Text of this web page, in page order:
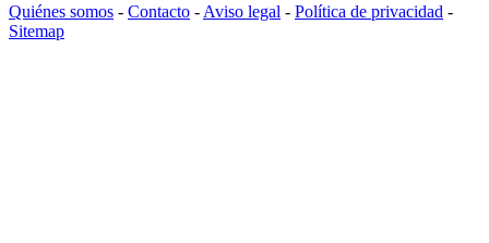
Quiénes somos - Contacto - Aviso legal - Política de privacidad -
Sitemap